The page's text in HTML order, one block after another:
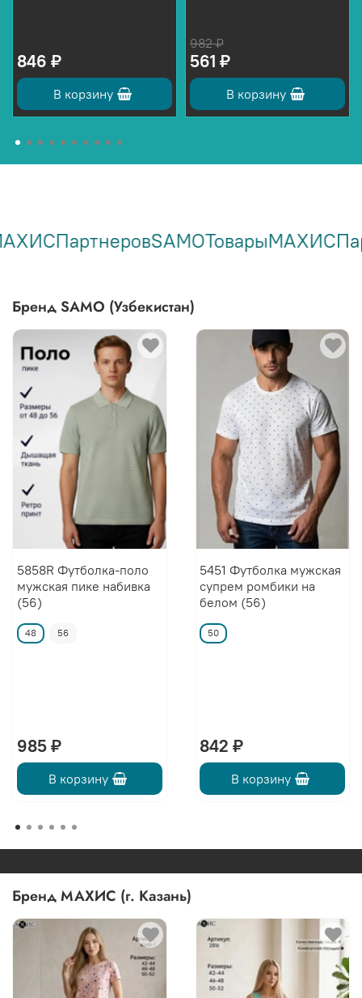
846 ₽
В корзину
982 ₽
561 ₽
В корзину
МАХИСПартнеровSAMOТоварыМАХИС
Бренд SAMO (Узбекистан)
5858R Футболка-поло
мужская пике набивка
(56)
48 56
985 ₽
В корзину
5451 Футболка мужская
супрем ромбики на
белом (56)
50
842 ₽
В корзину
Бренд МАХИС (г. Казань)